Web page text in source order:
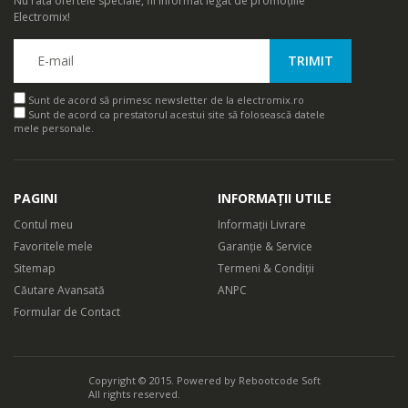
Electromix!
Sunt de acord să primesc newsletter de la electromix.ro
Sunt de acord ca prestatorul acestui site să folosească datele
mele personale.
PAGINI
Contul meu
Favoritele mele
Sitemap
Căutare Avansată
Formular de Contact
INFORMAȚII UTILE
Informații Livrare
Garanție & Service
Termeni & Condiții
ANPC
Copyright © 2015. Powered by Rebootcode Soft
All rights reserved.